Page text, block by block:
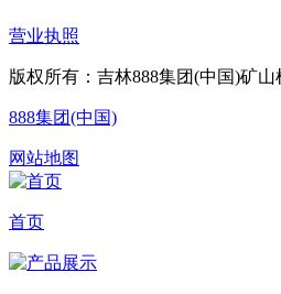
营业执照
版权所有：吉林888集团(中国)矿山
888集团(中国)
网站地图
首页